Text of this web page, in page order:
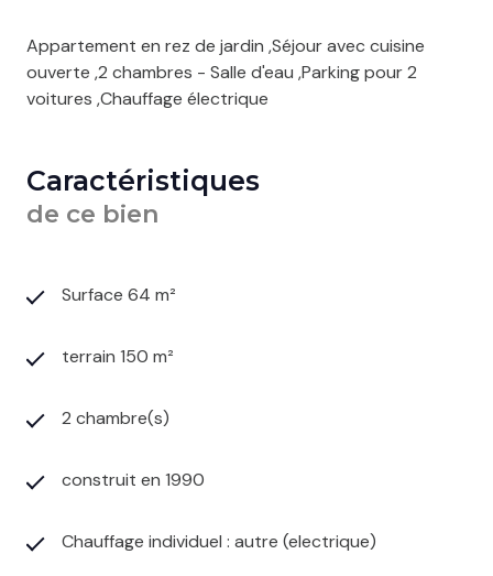
Appartement en rez de jardin ,Séjour avec cuisine
ouverte ,2 chambres - Salle d'eau ,Parking pour 2
voitures ,Chauffage électrique
Caractéristiques
de ce bien
Surface 64 m²
terrain 150 m²
2 chambre(s)
construit en 1990
Chauffage individuel : autre (electrique)